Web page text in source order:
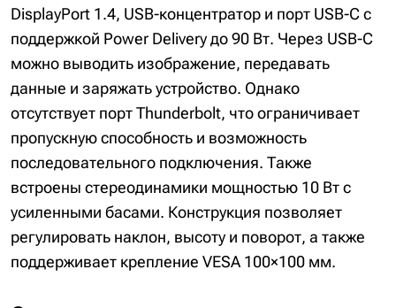
DisplayPort 1.4, USB-концентратор и порт USB-C с
поддержкой Power Delivery до 90 Вт. Через USB-C
можно выводить изображение, передавать
данные и заряжать устройство. Однако
отсутствует порт Thunderbolt, что ограничивает
пропускную способность и возможность
последовательного подключения. Также
встроены стереодинамики мощностью 10 Вт с
усиленными басами. Конструкция позволяет
регулировать наклон, высоту и поворот, а также
поддерживает крепление VESA 100×100 мм.